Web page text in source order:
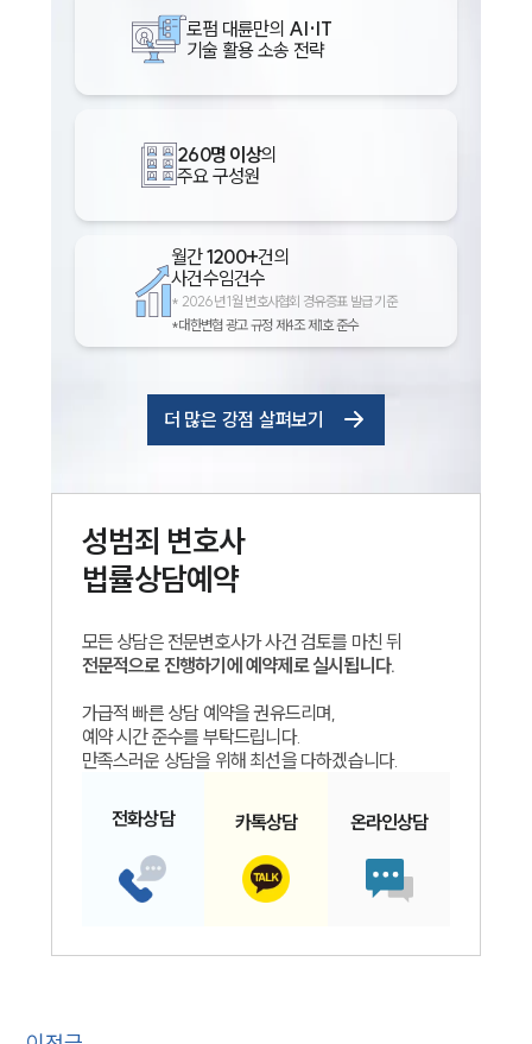
로펌 대륜만의 AI·IT
기술 활용 소송 전략
260명 이상의
주요 구성원
월간1200+건의
사건수임건수
* 2026년 1월 변호사협회 경유증표 발급 기준
*대한변협 광고 규정 제4조 제1호 준수
더 많은 강점 살펴보기
성범죄 변호사
법률상담예약
모든 상담은 전문변호사가 사건 검토를 마친 뒤
전문적으로 진행하기에 예약제로 실시됩니다.
가급적 빠른 상담 예약을 권유드리며,
예약 시간 준수를 부탁드립니다.
만족스러운 상담을 위해 최선을 다하겠습니다.
전화상담 카톡상담 온라인상담